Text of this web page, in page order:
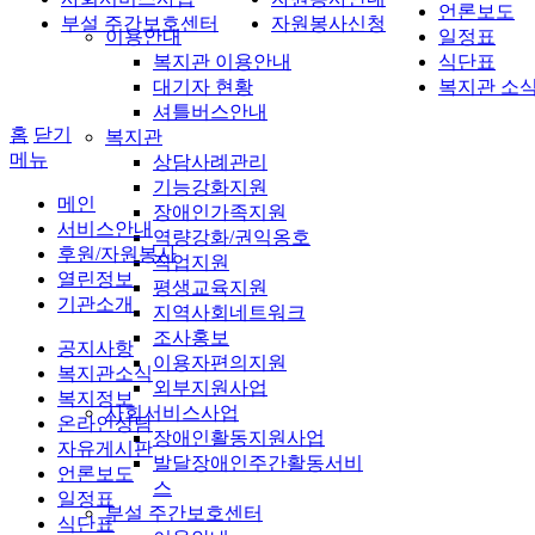
이용안내
복지관 이용안내
대기자 현황
셔틀버스안내
복지관
상담사례관리
기능강화지원
장애인가족지원
역량강화/권익옹호
직업지원
평생교육지원
지역사회네트워크
조사홍보
이용자편의지원
외부지원사업
사회서비스사업
장애인활동지원사업
발달장애인주간활동서비
스
부설 주간보호센터
부설 주간보호센터
자원봉사신청
언론보도
일정표
식단표
복지관 소
홈 닫기
메뉴
메인
서비스안내
후원/자원봉사
열린정보
기관소개
공지사항
복지관소식
복지정보
온라인상담
자유게시판
언론보도
일정표
식단표